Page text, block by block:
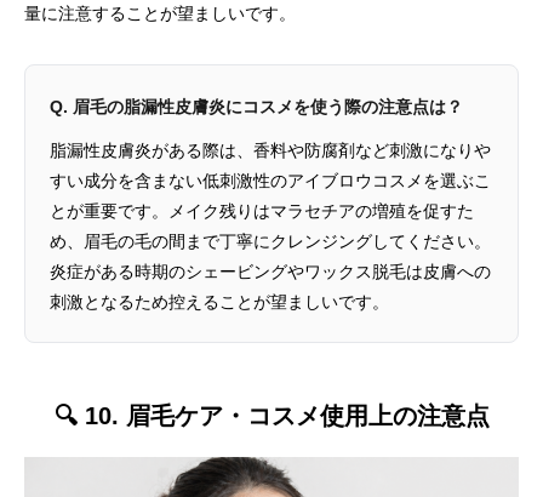
量に注意することが望ましいです。
Q. 眉毛の脂漏性皮膚炎にコスメを使う際の注意点は？
脂漏性皮膚炎がある際は、香料や防腐剤など刺激になりや
すい成分を含まない低刺激性のアイブロウコスメを選ぶこ
とが重要です。メイク残りはマラセチアの増殖を促すた
め、眉毛の毛の間まで丁寧にクレンジングしてください。
炎症がある時期のシェービングやワックス脱毛は皮膚への
刺激となるため控えることが望ましいです。
🔍 10. 眉毛ケア・コスメ使用上の注意点